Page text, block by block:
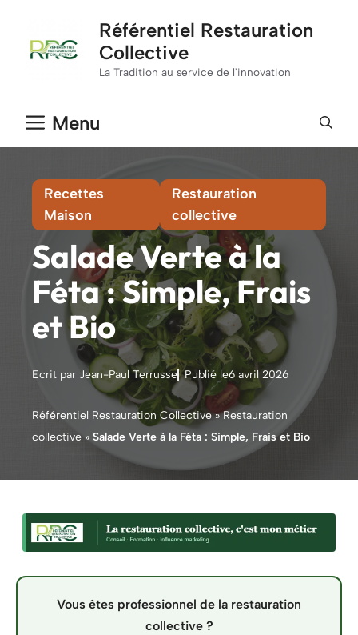
contenu
Référentiel Restauration
Collective
La Tradition au service de l'innovation
Menu
Recettes
Maison
Restauration
collective
Salade Verte à la
Féta : Simple, Frais
et Bio
Ecrit par Jean-Paul Terrusse Publié le6 avril 2026
Référentiel Restauration Collective»Restauration
collective » Salade Verte à la Féta : Simple, Frais et Bio
Vous êtes professionnel de la restauration
collective ?